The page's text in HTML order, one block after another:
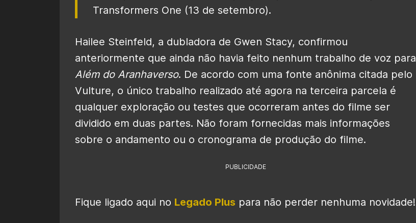
Transformers One (13 de setembro).
Hailee Steinfeld, a dubladora de Gwen Stacy, confirmou
anteriormente que ainda não havia feito nenhum trabalho de voz para
Além do Aranhaverso. De acordo com uma fonte anônima citada pelo
Vulture, o único trabalho realizado até agora na terceira parcela é
qualquer exploração ou testes que ocorreram antes do filme ser
dividido em duas partes. Não foram fornecidas mais informações
sobre o andamento ou o cronograma de produção do filme.
PUBLICIDADE
Fique ligado aqui no Legado Plus para não perder nenhuma novidade!